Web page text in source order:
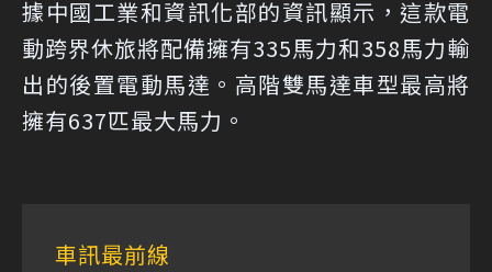
據中國工業和資訊化部的資訊顯示，這款電
動跨界休旅將配備擁有335馬力和358馬力輸
出的後置電動馬達。高階雙馬達車型最高將
擁有637匹最大馬力。
車訊最前線